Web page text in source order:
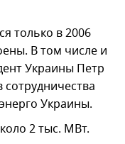
только в 2006
В том числе и
Украины Петр
Украины.
2 тыс. МВт.